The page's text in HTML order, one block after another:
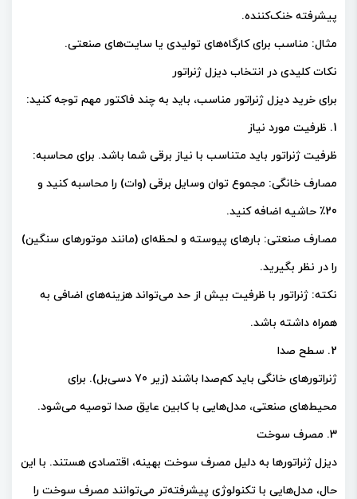
پیشرفته خنک‌کننده.
مثال: مناسب برای کارگاه‌های تولیدی یا سایت‌های صنعتی.
نکات کلیدی در انتخاب دیزل ژنراتور
برای خرید دیزل ژنراتور مناسب، باید به چند فاکتور مهم توجه کنید:
1. ظرفیت مورد نیاز
ظرفیت ژنراتور باید متناسب با نیاز برقی شما باشد. برای محاسبه:
مصارف خانگی: مجموع توان وسایل برقی (وات) را محاسبه کنید و
20٪ حاشیه اضافه کنید.
مصارف صنعتی: بارهای پیوسته و لحظه‌ای (مانند موتورهای سنگین)
را در نظر بگیرید.
نکته: ژنراتور با ظرفیت بیش از حد می‌تواند هزینه‌های اضافی به
همراه داشته باشد.
2. سطح صدا
ژنراتورهای خانگی باید کم‌صدا باشند (زیر 70 دسی‌بل). برای
محیط‌های صنعتی، مدل‌هایی با کابین عایق صدا توصیه می‌شود.
3. مصرف سوخت
دیزل ژنراتورها به دلیل مصرف سوخت بهینه، اقتصادی هستند. با این
حال، مدل‌هایی با تکنولوژی پیشرفته‌تر می‌توانند مصرف سوخت را